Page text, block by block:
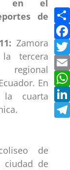
Zamora
tercera
En
la cuarta
de
ciudad de